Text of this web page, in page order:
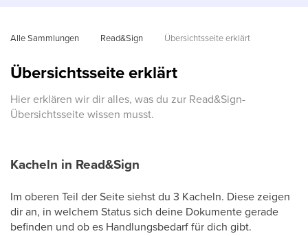
Alle Sammlungen Read&Sign Übersichtsseite erklärt
Übersichtsseite erklärt
Hier erklären wir dir alles, was du zur Read&Sign-
Übersichtsseite wissen musst.
Kacheln in Read&Sign
Im oberen Teil der Seite siehst du 3 Kacheln. Diese zeigen
dir an, in welchem Status sich deine Dokumente gerade
befinden und ob es Handlungsbedarf für dich gibt.